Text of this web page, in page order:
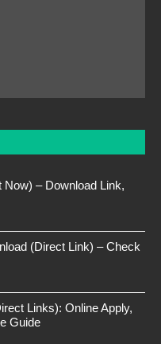
Now) – Download Link,
(Direct Link) – Check
Links): Online Apply,
Guide